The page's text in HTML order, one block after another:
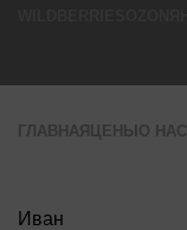
ГЛАВНАЯ ЦЕНЫ О НАС
Иван